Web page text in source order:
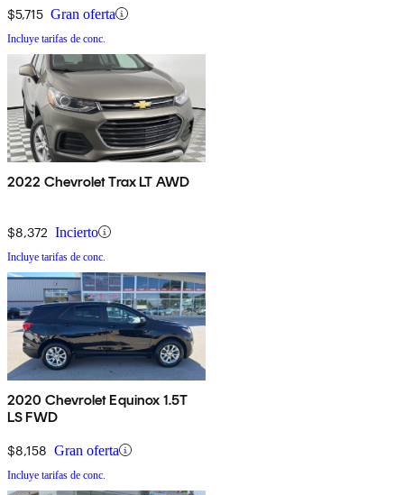
$5,715 Gran oferta
Incluye tarifas de conc.
2022 Chevrolet Trax LT AWD
$8,372 Incierto
Incluye tarifas de conc.
2020 Chevrolet Equinox 1.5T
LS FWD
$8,158 Gran oferta
Incluye tarifas de conc.